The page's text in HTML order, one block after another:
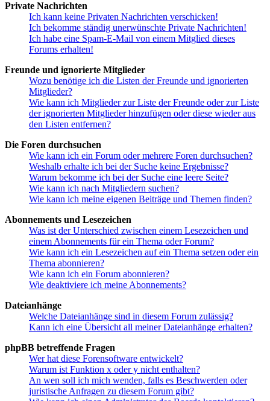
Private Nachrichten
Ich kann keine Privaten Nachrichten verschicken!
Ich bekomme ständig unerwünschte Private Nachrichten!
Ich habe eine Spam-E-Mail von einem Mitglied dieses
Forums erhalten!
Freunde und ignorierte Mitglieder
Wozu benötige ich die Listen der Freunde und ignorierten
Mitglieder?
Wie kann ich Mitglieder zur Liste der Freunde oder zur Liste
der ignorierten Mitglieder hinzufügen oder diese wieder aus
den Listen entfernen?
Die Foren durchsuchen
Wie kann ich ein Forum oder mehrere Foren durchsuchen?
Weshalb erhalte ich bei der Suche keine Ergebnisse?
Warum bekomme ich bei der Suche eine leere Seite?
Wie kann ich nach Mitgliedern suchen?
Wie kann ich meine eigenen Beiträge und Themen finden?
Abonnements und Lesezeichen
Was ist der Unterschied zwischen einem Lesezeichen und
einem Abonnements für ein Thema oder Forum?
Wie kann ich ein Lesezeichen auf ein Thema setzen oder ein
Thema abonnieren?
Wie kann ich ein Forum abonnieren?
Wie deaktiviere ich meine Abonnements?
Dateianhänge
Welche Dateianhänge sind in diesem Forum zulässig?
Kann ich eine Übersicht all meiner Dateianhänge erhalten?
phpBB betreffende Fragen
Wer hat diese Forensoftware entwickelt?
Warum ist Funktion x oder y nicht enthalten?
An wen soll ich mich wenden, falls es Beschwerden oder
juristische Anfragen zu diesem Forum gibt?